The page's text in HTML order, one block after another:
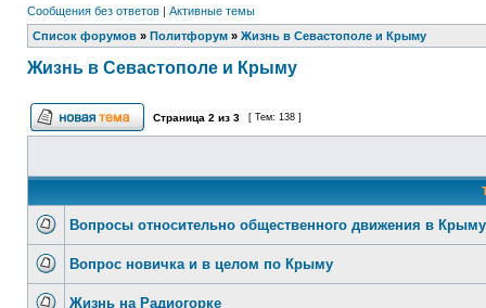
Сообщения без ответов | Активные темы
Список форумов » Политфорум » Жизнь в Севастополе и Крыму
Жизнь в Севастополе и Крыму
Страница 2 из 3 [ Тем: 138 ]
Вопросы относительно общественного движения в Крыму
Вопрос новичка и в целом по Крыму
Жизнь на Радиогорке